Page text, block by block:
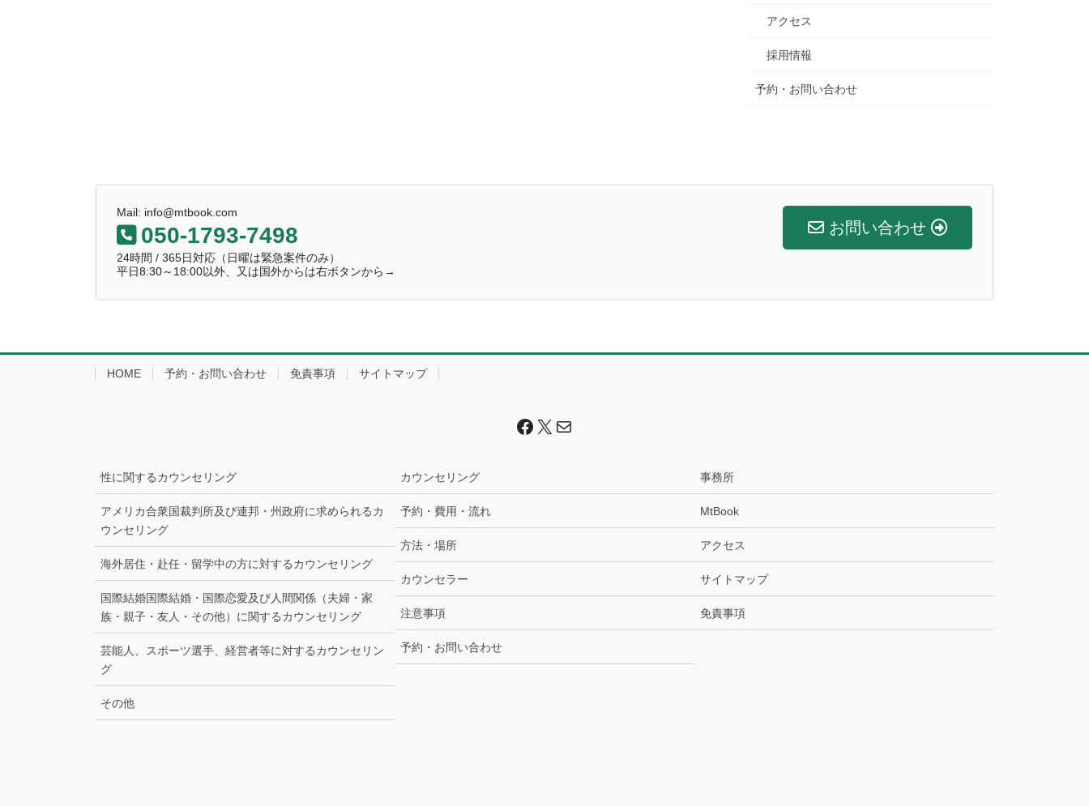
アクセス
採用情報
予約・お問い合わせ
Mail: info@mtbook.com
050-1793-7498
24時間 / 365日対応（日曜は緊急案件のみ）
平日8:30～18:00以外、又は国外からは右ボタンから→
お問い合わせ
HOME 予約・お問い合わせ 免責事項 サイトマップ
Facebook
X Mail
性に関するカウンセリング
アメリカ合衆国裁判所及び連邦・州政府に求められるカ
ウンセリング
海外居住・赴任・留学中の方に対するカウンセリング
国際結婚国際結婚・国際恋愛及び人間関係（夫婦・家
族・親子・友人・その他）に関するカウンセリング
芸能人、スポーツ選手、経営者等に対するカウンセリン
グ
その他
カウンセリング
予約・費用・流れ
方法・場所
カウンセラー
注意事項
予約・お問い合わせ
事務所
MtBook
アクセス
サイトマップ
免責事項